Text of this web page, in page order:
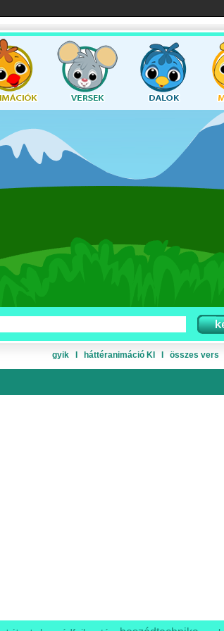
gyik háttéranimáció KI összes vers